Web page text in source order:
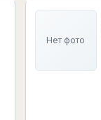
Нет фото